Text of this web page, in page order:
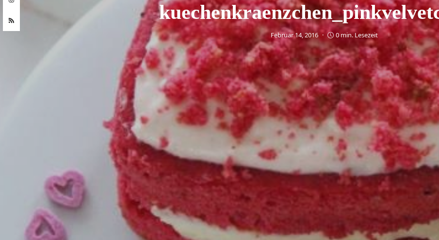
Februar 14, 2016 0 min. Lesezeit